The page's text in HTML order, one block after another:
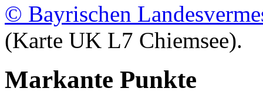
© Bayrischen
(Karte UK L7 Chiemsee).
Markante Punkte